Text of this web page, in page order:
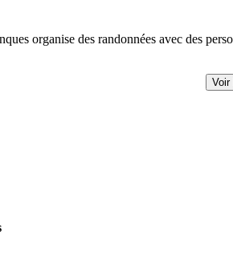
organise des randonnées avec des
Voir